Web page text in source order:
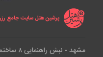
پرشین هتل سایت جامع
مشهد - نبش راهنمایی ۸ ساختمان ممتاز